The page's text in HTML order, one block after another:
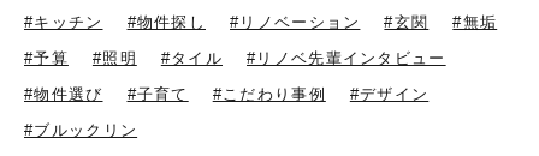
#キッチン #物件探し #リノベーション #玄関
#無垢
#予算
#照明 #タイル
#リノベ先輩インタビュー
#物件選び
#子育て #こだわり事例
#デザイン
#ブルックリン